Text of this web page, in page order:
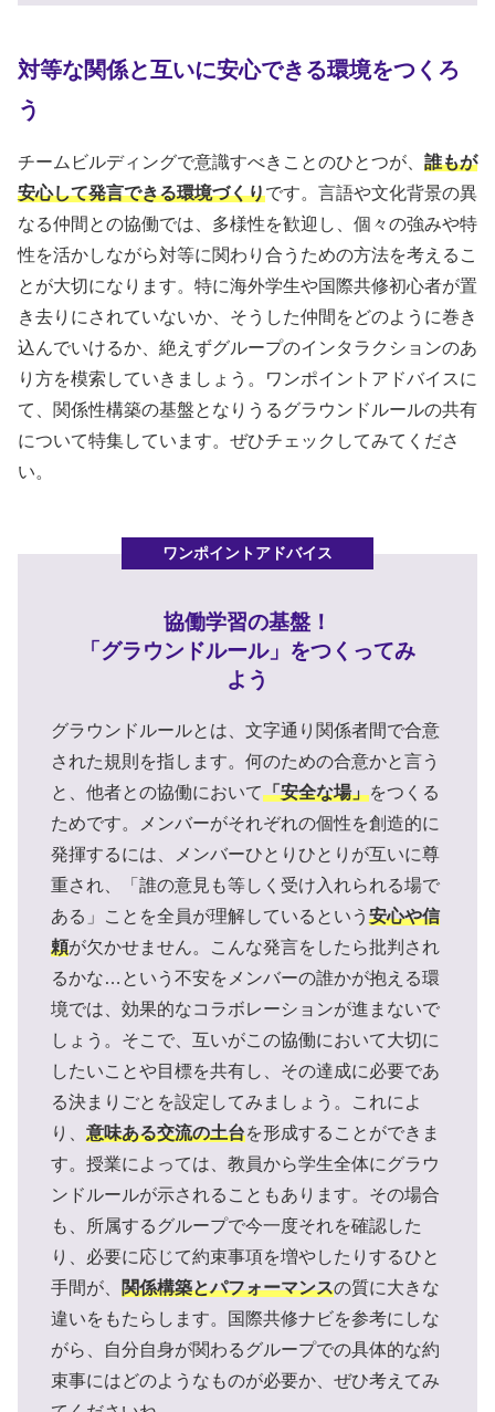
対等な関係と互いに安心できる環境をつくろ
う
チームビルディングで意識すべきことのひとつが、 誰もが
安心して発言できる環境づくりです。言語や文化背景の異
なる仲間との協働では、多様性を歓迎し、個々の強みや特
性を活かしながら対等に関わり合うための方法を考えるこ
とが大切になります。特に海外学生や国際共修初心者が置
き去りにされていないか、そうした仲間をどのように巻き
込んでいけるか、絶えずグループのインタラクションのあ
り方を模索していきましょう。ワンポイントアドバイスに
て、関係性構築の基盤となりうるグラウンドルールの共有
について特集しています。ぜひチェックしてみてくださ
い。
協働学習の基盤！
「グラウンドルール」をつくってみ
よう
グラウンドルールとは、文字通り関係者間で合意
された規則を指します。何のための合意かと言う
と、他者との協働において「安全な場」をつくる
ためです。メンバーがそれぞれの個性を創造的に
発揮するには、メンバーひとりひとりが互いに尊
重され、「誰の意見も等しく受け入れられる場で
ある」ことを全員が理解してい​​るという 安心や信
頼が欠かせません。こんな発言をしたら批判され
るかな…という不安をメンバーの誰かが抱える環
境では、効果的なコラボレーションが進まないで
しょう。そこで、互いがこの協働において大切に
したいことや目標を共有し、その達成に必要であ
る決まりごとを設定してみましょう。これによ
り、 意味ある交流の土台を形成することができま
す。授業によっては、教員から学生全体にグラウ
ンドルールが示されることもあります。その場合
も、所属するグループで今一度それを確認した
り、必要に応じて約束事項を増やしたりするひと
手間が、 関係構築とパフォーマンスの質に大きな
違いをもたらします。国際共修ナビを参考にしな
がら、自分自身が関わるグループでの具体的な約
束事にはどのようなものが必要か、ぜひ考えてみ